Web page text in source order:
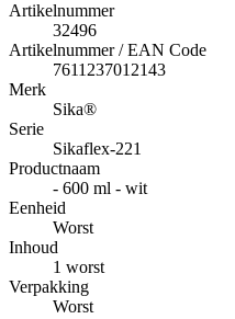
Artikelnummer
32496
Artikelnummer / EAN Code
7611237012143
Merk
Sika®
Serie
Sikaflex-221
Productnaam
- 600 ml - wit
Eenheid
Worst
Inhoud
1 worst
Verpakking
Worst